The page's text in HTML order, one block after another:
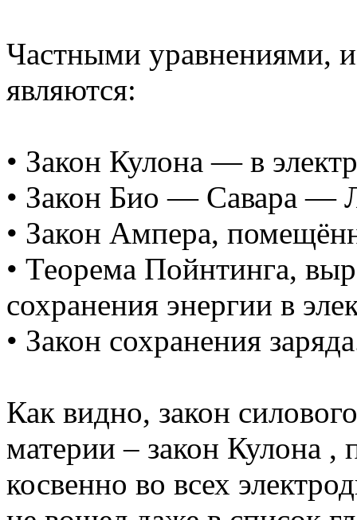
Частными уравнениями,
являются:
• Закон Кулона — в
• Закон Био — Савара —
• Закон Ампера,
• Теорема Пойнтинга,
сохранения энергии в
• Закон сохранения
Как видно, закон
материи – закон Кулона
косвенно во всех